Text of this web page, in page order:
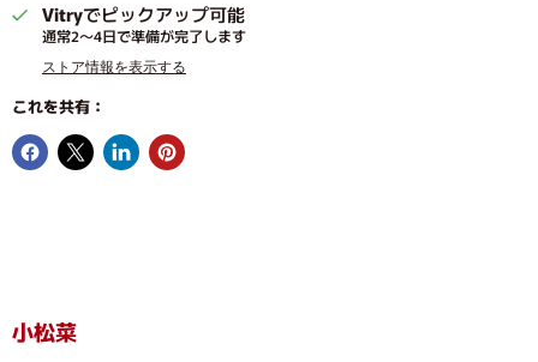
Vitryでピックアップ可能
通常2〜4日で準備が完了します
ストア情報を表示する
これを共有：
小松菜